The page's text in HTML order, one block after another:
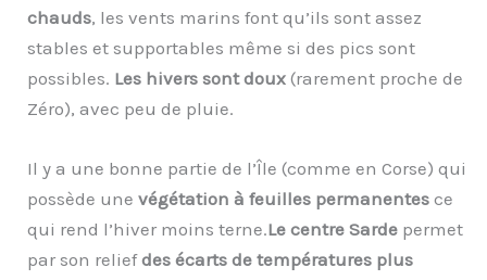
chauds, les vents marins font qu’ils sont assez
stables et supportables même si des pics sont
possibles. Les hivers sont doux (rarement proche de
Zéro), avec peu de pluie.
Il y a une bonne partie de l’Île (comme en Corse) qui
possède une végétation à feuilles permanentes ce
qui rend l’hiver moins terne.Le centre Sarde permet
par son reliefdes écarts de températures plus